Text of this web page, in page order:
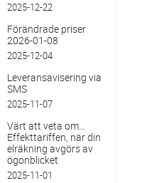
2025-12-22
Förändrade priser
2026-01-08
2025-12-04
Leveransavisering via
SMS
2025-11-07
Värt att veta om…
Effekttariffen, när din
elräkning avgörs av
ögonblicket
2025-11-01